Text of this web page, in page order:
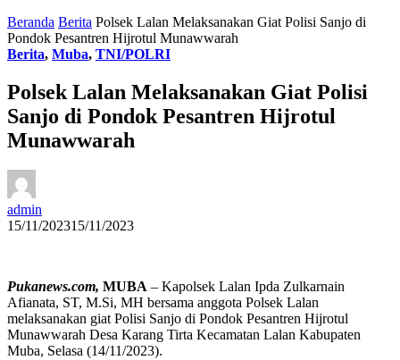
Beranda Berita Polsek Lalan Melaksanakan Giat Polisi Sanjo di
Pondok Pesantren Hijrotul Munawwarah
Berita, Muba, TNI/POLRI
Polsek Lalan Melaksanakan Giat Polisi
Sanjo di Pondok Pesantren Hijrotul
Munawwarah
admin
15/11/202315/11/2023
Pukanews.com, MUBA – Kapolsek Lalan Ipda Zulkarnain
Afianata, ST, M.Si, MH bersama anggota Polsek Lalan
melaksanakan giat Polisi Sanjo di Pondok Pesantren Hijrotul
Munawwarah Desa Karang Tirta Kecamatan Lalan Kabupaten
Muba, Selasa (14/11/2023).